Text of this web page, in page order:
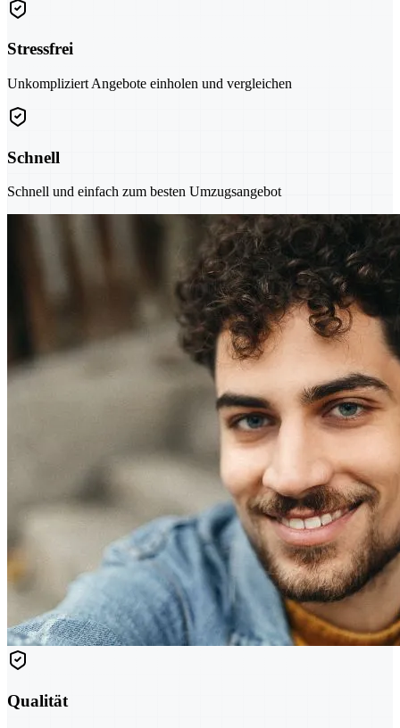
Stressfrei
Unkompliziert Angebote einholen und vergleichen
Schnell
Schnell und einfach zum besten Umzugsangebot
Qualität